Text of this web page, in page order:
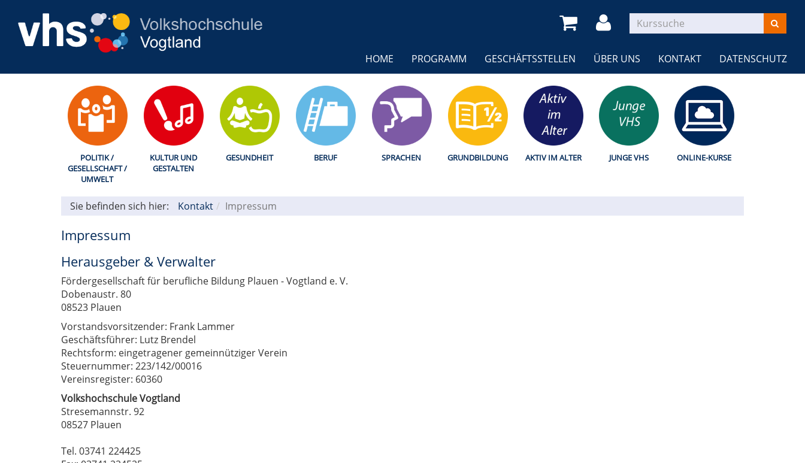
HOME PROGRAMM GESCHÄFTSSTELLEN ÜBER UNS KONTAKT DATENSCHUTZ
POLITIK /
GESELLSCHAFT /
UMWELT
KULTUR UND
GESTALTEN
GESUNDHEIT BERUF SPRACHEN GRUNDBILDUNG AKTIV IM ALTER JUNGE VHS ONLINE-KURSE
Sie befinden sich hier: Kontakt Impressum
Impressum
Herausgeber & Verwalter
Fördergesellschaft für berufliche Bildung Plauen - Vogtland e. V.
Dobenaustr. 80
08523 Plauen
Vorstandsvorsitzender: Frank Lammer
Geschäftsführer: Lutz Brendel
Rechtsform: eingetragener gemeinnütziger Verein
Steuernummer: 223/142/00016
Vereinsregister: 60360
Volkshochschule Vogtland
Stresemannstr. 92
08527 Plauen
Tel. 03741 224425